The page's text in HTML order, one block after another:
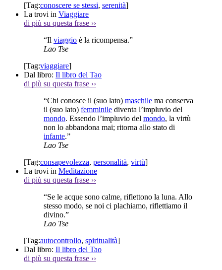
[Tag:conoscere se stessi, serenità]
La trovi in Viaggiare
di più su questa frase ››
“Il viaggio è la ricompensa.”
Lao Tse
[Tag:viaggiare]
Dal libro: Il libro del Tao
di più su questa frase ››
“Chi conosce il (suo lato) maschile ma conserva
il (suo lato) femminile diventa l’impluvio del
mondo. Essendo l’impluvio del mondo, la virtù
non lo abbandona mai; ritorna allo stato di
infante.”
Lao Tse
[Tag:consapevolezza, personalità, virtù]
La trovi in Meditazione
di più su questa frase ››
“Se le acque sono calme, riflettono la luna. Allo
stesso modo, se noi ci plachiamo, riflettiamo il
divino.”
Lao Tse
[Tag:autocontrollo, spiritualità]
Dal libro: Il libro del Tao
di più su questa frase ››